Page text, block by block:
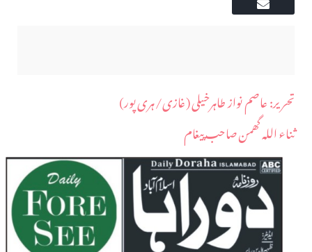
​تحریر: عاصم نواز طاہرخیلی (غازی/ہری پور)
ثناء اللہ گھمن صاحب پیغام